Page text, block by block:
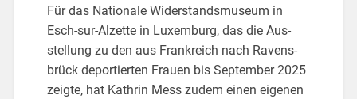
Für das Na­tio­na­le Wi­der­stands­mu­se­um in
Esch-sur-Al­zet­te in Lu­xem­burg, das die Aus­
stel­lung zu den aus Frank­reich nach Ra­vens­
brück de­por­tier­ten Frau­en bis Sep­tem­ber 2025
zeig­te, hat Kath­rin Mess zudem einen ei­ge­nen